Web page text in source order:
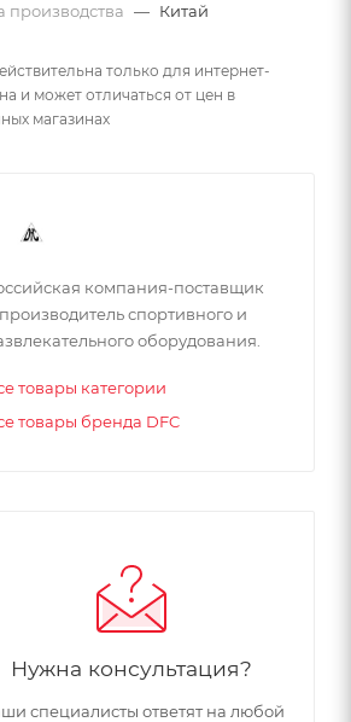
производства — Китай
только для интернет-
и может отличаться от цен в
магазинах
компания-поставщик
спортивного и
оборудования.
товары категории
товары бренда DFC
Нужна консультация?
специалисты ответят на любой